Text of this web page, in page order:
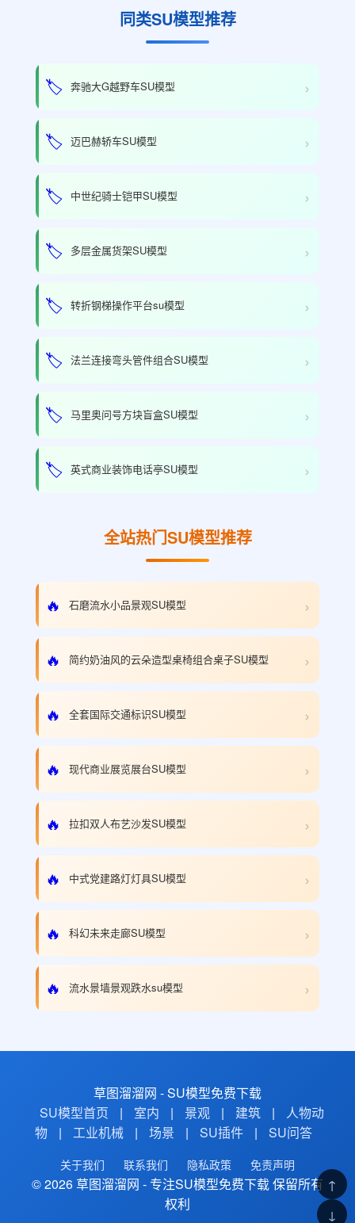
同类SU模型推荐
🏷️ 奔驰大G越野车SU模型 ›
🏷️ 迈巴赫轿车SU模型 ›
🏷️ 中世纪骑士铠甲SU模型 ›
🏷️ 多层金属货架SU模型 ›
🏷️ 转折钢梯操作平台su模型 ›
🏷️ 法兰连接弯头管件组合SU模型 ›
🏷️ 马里奥问号方块盲盒SU模型 ›
🏷️ 英式商业装饰电话亭SU模型 ›
全站热门SU模型推荐
🔥 石磨流水小品景观SU模型 ›
🔥 简约奶油风的云朵造型桌椅组合桌子SU模型 ›
🔥 全套国际交通标识SU模型 ›
🔥 现代商业展览展台SU模型 ›
🔥 拉扣双人布艺沙发SU模型 ›
🔥 中式党建路灯灯具SU模型 ›
🔥 科幻未来走廊SU模型 ›
🔥 流水景墙景观跌水su模型 ›
草图溜溜网 - SU模型免费下载
SU模型首页
| 室内 | 景观 | 建筑 |
人物动
物
| 工业机械 | 场景 | SU插件 | SU问答
关于我们 联系我们 隐私政策 免责声明
© 2026 草图溜溜网 - 专注SU模型免费下载 保留所有
权利
↑
↓